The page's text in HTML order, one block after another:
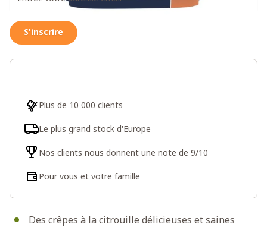
S'inscrire
Des crêpes à la citrouille délicieuses et saines
Plus de 10 000 clients
Le plus grand stock d'Europe
Nos clients nous donnent une note de 9/10
Pour vous et votre famille